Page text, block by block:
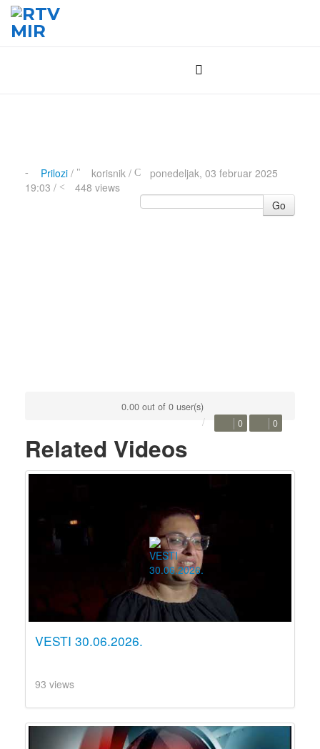
Prilozi/ korisnik /
ponedeljak, 03 februar 2025
19:03 /
448 views
Go
0.00 out of 0 user(s)
0 0
Related Videos
VESTI 30.06.2026.
93 views